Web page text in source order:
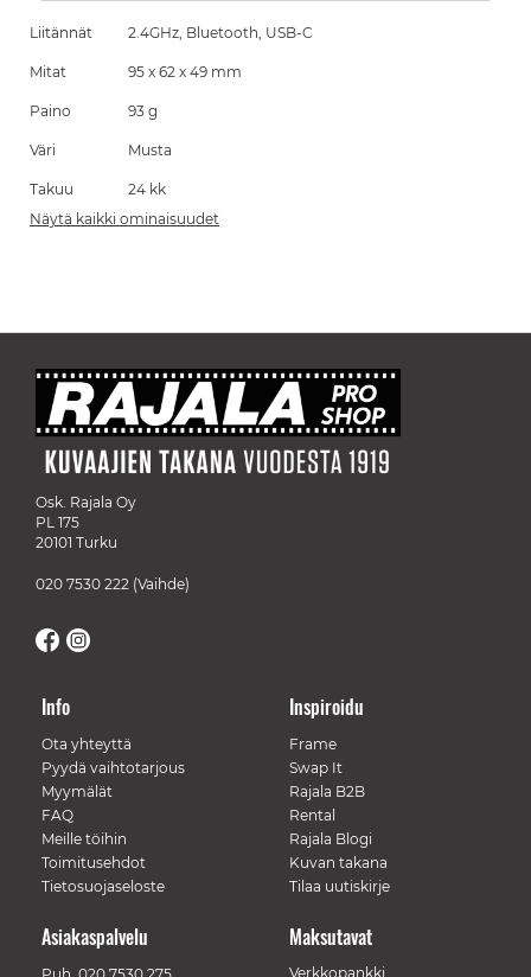
Liitännät 2.4GHz, Bluetooth, USB-C
Mitat 95 x 62 x 49 mm
Paino 93 g
Väri Musta
Takuu
24 kk
Näytä kaikki ominaisuudet
Osk. Rajala Oy
PL 175
20101 Turku
020 7530 222 (Vaihde)
Info
Ota yhteyttä
Pyydä vaihtotarjous
Myymälät
FAQ
Meille töihin
Toimitusehdot
Tietosuojaseloste
Inspiroidu
Frame
Swap It
Rajala B2B
Rental
Rajala Blogi
Kuvan takana
Tilaa uutiskirje
Maksutavat
Verkkopankki
Asiakaspalvelu